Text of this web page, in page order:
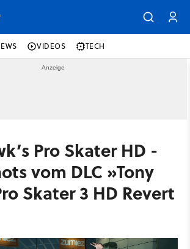
VIDEOS TECH
Pro Skater HD -
vom DLC »Tony
Skater 3 HD Revert